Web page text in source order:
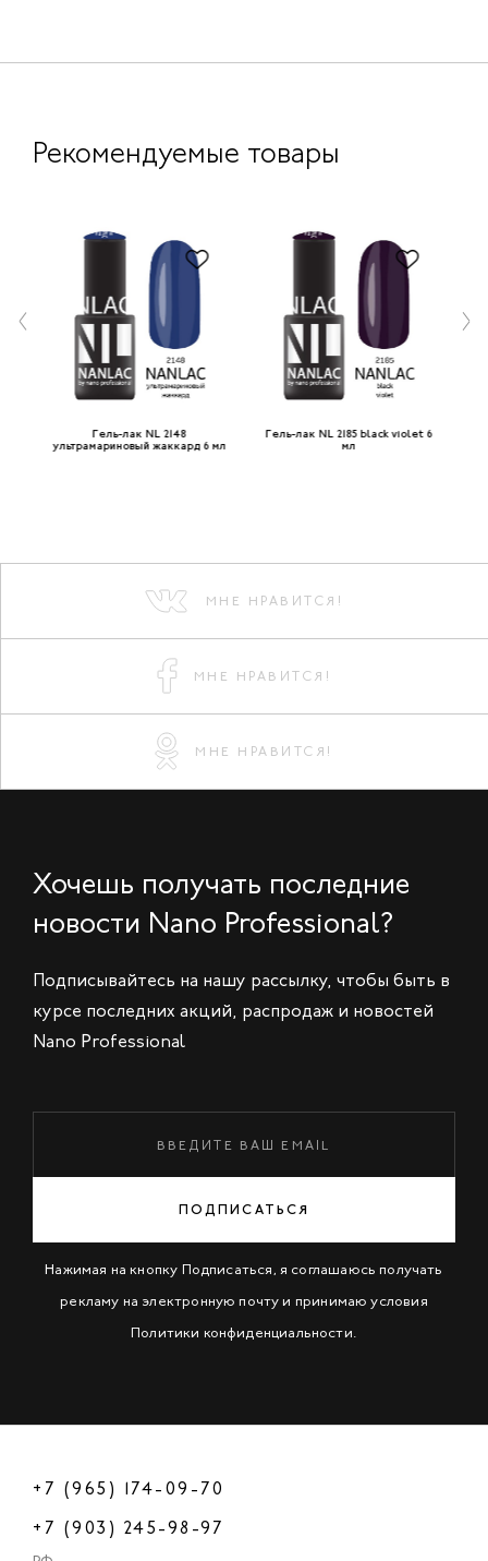
Рекомендуемые товары
Гель-лак NL 2148
ультрамариновый жаккард 6 мл
Гель-лак NL 2185 black violet 6
мл
МНЕ НРАВИТСЯ!
МНЕ НРАВИТСЯ!
МНЕ НРАВИТСЯ!
Хочешь получать последние
новости Nano Professional?
Подписывайтесь на нашу рассылку, чтобы быть в
курсе последних акций, распродаж и новостей
Nano Professional
ПОДПИСАТЬСЯ
Нажимая на кнопку Подписаться, я соглашаюсь получать
рекламу на электронную почту и принимаю условия
Политики конфиденциальности.
+7 (965) 174-09-70
+7 (903) 245-98-97